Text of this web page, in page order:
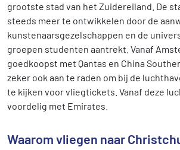
grootste stad van het Zuidereiland. De
steeds meer te ontwikkelen door de
kunstenaarsgezelschappen en de
groepen studenten aantrekt. Vanaf
goedkoopst met Qantas en China
zeker ook aan te raden om bij de
te kijken voor vliegtickets. Vanaf deze
voordelig met Emirates.
Waarom vliegen naar